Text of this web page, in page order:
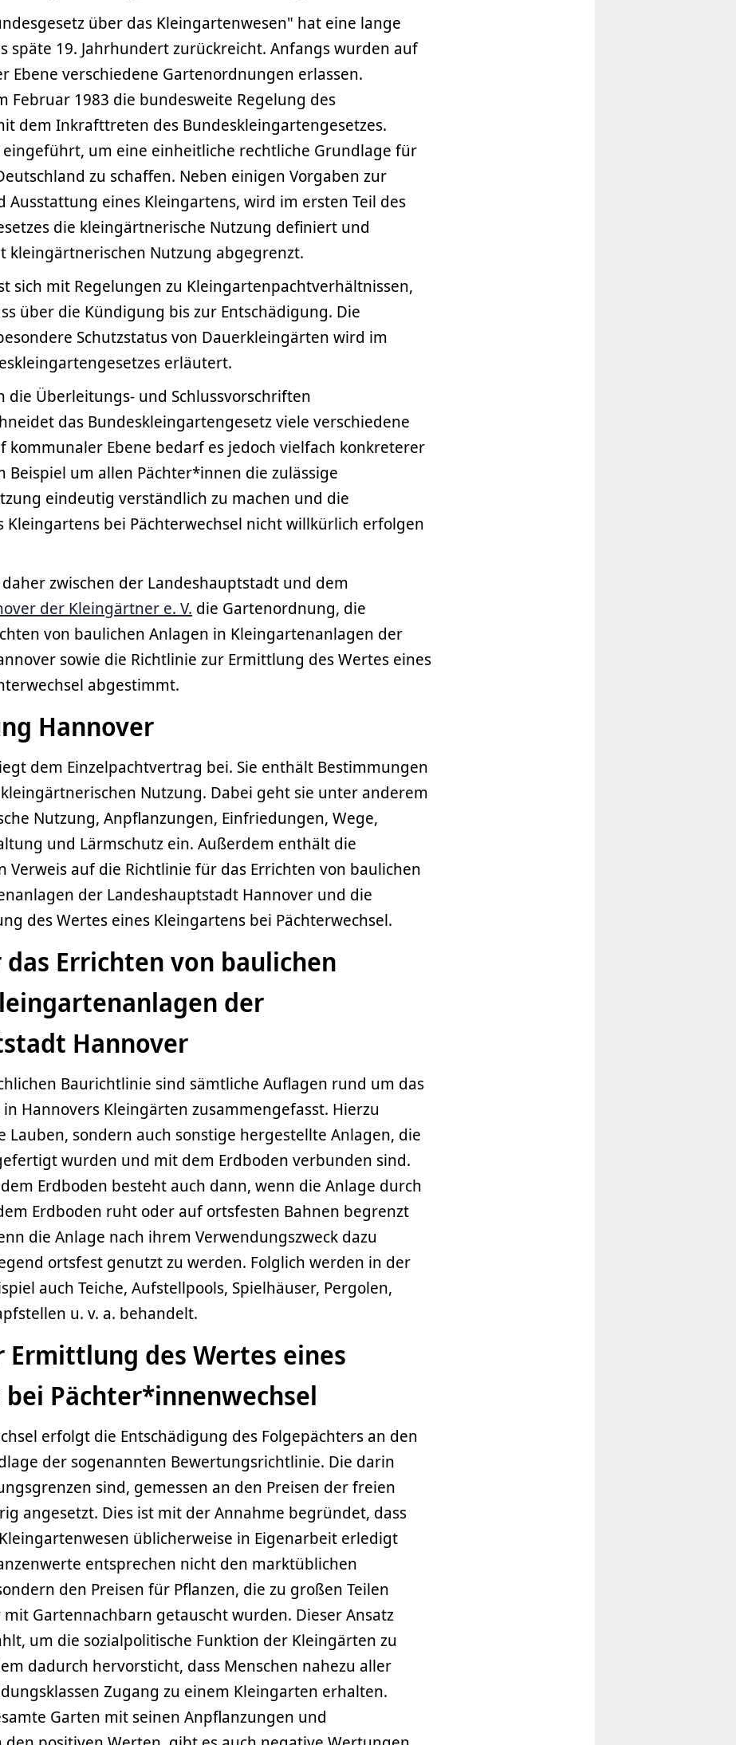
über das Kleingartenwesen" hat eine lange
späte 19. Jahrhundert zurückreicht. Anfangs wurden auf
Ebene verschiedene Gartenordnungen erlassen.
Februar 1983 die bundesweite Regelung des
dem Inkrafttreten des Bundeskleingartengesetzes.
eingeführt, um eine einheitliche rechtliche Grundlage für
zu schaffen. Neben einigen Vorgaben zur
Ausstattung eines Kleingartens, wird im ersten Teil des
die kleingärtnerische Nutzung definiert und
kleingärtnerischen Nutzung abgegrenzt.
sich mit Regelungen zu Kleingartenpachtverhältnissen,
über die Kündigung bis zur Entschädigung. Die
Schutzstatus von Dauerkleingärten wird im
erläutert.
die Überleitungs- und Schlussvorschriften
das Bundeskleingartengesetz viele verschiedene
kommunaler Ebene bedarf es jedoch vielfach konkreterer
Beispiel um allen Pächter*innen die zulässige
eindeutig verständlich zu machen und die
bei Pächterwechsel nicht willkürlich erfolgen
zwischen der Landeshauptstadt und dem
der Kleingärtner e. V. die Gartenordnung, die
von baulichen Anlagen in Kleingartenanlagen der
sowie die Richtlinie zur Ermittlung des Wertes eines
abgestimmt.
Hannover
dem Einzelpachtvertrag bei. Sie enthält Bestimmungen
Nutzung. Dabei geht sie unter anderem
Nutzung, Anpflanzungen, Einfriedungen, Wege,
und Lärmschutz ein. Außerdem enthält die
Verweis auf die Richtlinie für das Errichten von baulichen
der Landeshauptstadt Hannover und die
des Wertes eines Kleingartens bei Pächterwechsel.
Errichten von baulichen
der
Hannover
Baurichtlinie sind sämtliche Auflagen rund um das
Hannovers Kleingärten zusammengefasst. Hierzu
Lauben, sondern auch sonstige hergestellte Anlagen, die
wurden und mit dem Erdboden verbunden sind.
Erdboden besteht auch dann, wenn die Anlage durch
Erdboden ruht oder auf ortsfesten Bahnen begrenzt
die Anlage nach ihrem Verwendungszweck dazu
ortsfest genutzt zu werden. Folglich werden in der
auch Teiche, Aufstellpools, Spielhäuser, Pergolen,
u. v. a. behandelt.
Ermittlung des Wertes eines
Pächter*innenwechsel
erfolgt die Entschädigung des Folgepächters an den
der sogenannten Bewertungsrichtlinie. Die darin
sind, gemessen an den Preisen der freien
angesetzt. Dies ist mit der Annahme begründet, dass
üblicherweise in Eigenarbeit erledigt
entsprechen nicht den marktüblichen
den Preisen für Pflanzen, die zu großen Teilen
Gartennachbarn getauscht wurden. Dieser Ansatz
um die sozialpolitische Funktion der Kleingärten zu
dadurch hervorsticht, dass Menschen nahezu aller
Zugang zu einem Kleingarten erhalten.
Garten mit seinen Anpflanzungen und